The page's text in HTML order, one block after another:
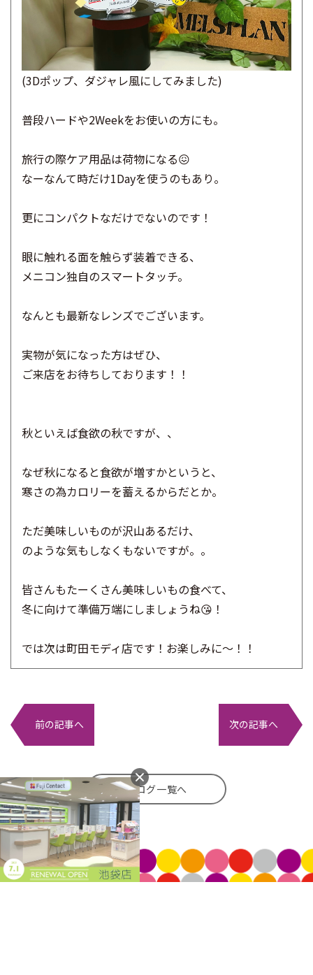
(3Dポップ、ダジャレ風にしてみました)
普段ハードや2Weekをお使いの方にも。
旅行の際ケア用品は荷物になる😖
なーなんて時だけ1Dayを使うのもあり。
更にコンパクトなだけでないのです！
眼に触れる面を触らず装着できる、
メニコン独自のスマートタッチ。
なんとも最新なレンズでございます。
実物が気になった方はぜひ、
ご来店をお待ちしております！！
秋といえば食欲の秋ですが、、
なぜ秋になると食欲が増すかというと、
寒さの為カロリーを蓄えるからだとか。
ただ美味しいものが沢山あるだけ、
のような気もしなくもないですが。。
皆さんもたーくさん美味しいもの食べて、
冬に向けて準備万端にしましょうね😘！
では次は町田モディ店です！ お楽しみに～！！
前の記事へ
ブログ一覧へ
次の記事へ